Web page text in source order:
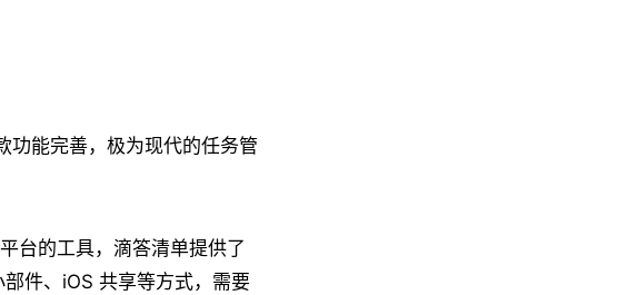
功能完善，极为现代的任务管
台的工具，滴答清单提供了
件、iOS 共享等方式，需要